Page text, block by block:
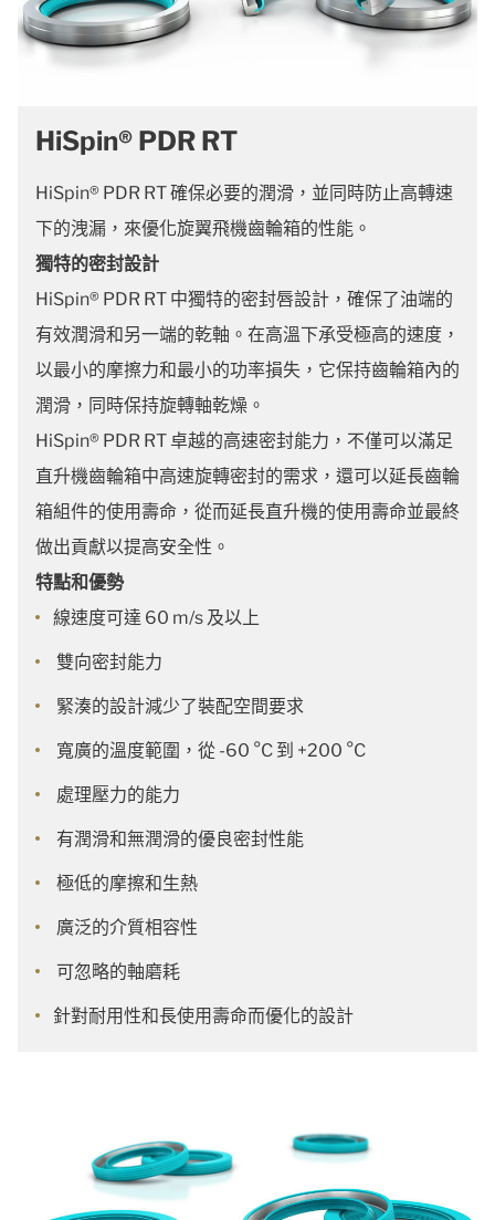
HiSpin® PDR RT
HiSpin® PDR RT 確保必要的潤滑，並同時防止高轉速
下的洩漏，來優化旋翼飛機齒輪箱的性能。
獨特的密封設計
HiSpin® PDR RT 中獨特的密封唇設計，確保了油端的
有效潤滑和另一端的乾軸。在高溫下承受極高的速度，
以最小的摩擦力和最小的功率損失，它保持齒輪箱內的
潤滑，同時保持旋轉軸乾燥。
HiSpin® PDR RT 卓越的高速密封能力，不僅可以滿足
直升機齒輪箱中高速旋轉密封的需求，還可以延長齒輪
箱組件的使用壽命，從而延長直升機的使用壽命並最終
做出貢獻以提高安全性。
特點和優勢
線速度可達 60 m/s 及以上
雙向密封能力
緊湊的設計減少了裝配空間要求
寬廣的溫度範圍，從 -60 °C 到 +200 °C
處理壓力的能力
有潤滑和無潤滑的優良密封性能
極低的摩擦和生熱
廣泛的介質相容性
可忽略的軸磨耗
針對耐用性和長使用壽命而優化的設計